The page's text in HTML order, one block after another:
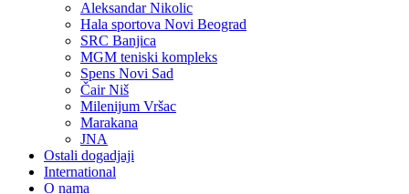
Aleksandar Nikolic
Hala sportova Novi Beograd
SRC Banjica
MGM teniski kompleks
Spens Novi Sad
Čair Niš
Milenijum Vršac
Marakana
JNA
Ostali dogadjaji
International
O nama